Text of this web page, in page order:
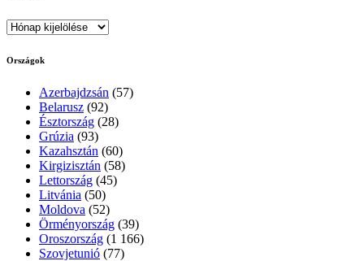
Archívum
Országok
Azerbajdzsán (57)
Belarusz (92)
Észtország (28)
Grúzia (93)
Kazahsztán (60)
Kirgizisztán (58)
Lettország (45)
Litvánia (50)
Moldova (52)
Örményország (39)
Oroszország (1 166)
Szovjetunió (77)